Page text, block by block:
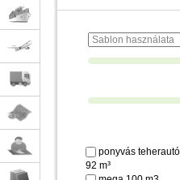
ponyvás
92 m³